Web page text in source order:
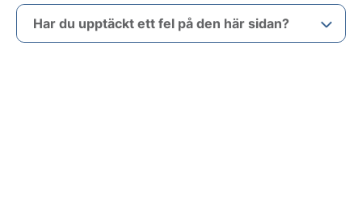
Har du upptäckt ett fel på den här sidan?